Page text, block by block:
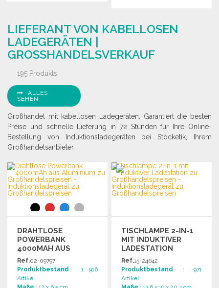
Angebot anfordern
LIEFERANT VON KABELLOSEN
LADEGERÄTEN |
GROSSHANDELSVERKAUF
195 Produkts
ALLES
SEHEN
Großhandel mit kabellosen Ladegeräten. Garantiert die besten
Preise und schnelle Lieferung in 72 Stunden für Ihre Online-
Bestellung von Induktionsladegeräten bei Stocketik, Ihrem
Großhandelsanbieter.
DRAHTLOSE
POWERBANK
4000MAH AUS
ALUMINIUM
Ref.02-09797
Produktbestand : 1 916
Artikel
TISCHLAMPE 2-IN-1
MIT INDUKTIVER
LADESTATION
Ref.15-24642
Produktbestand : 971
Artikel